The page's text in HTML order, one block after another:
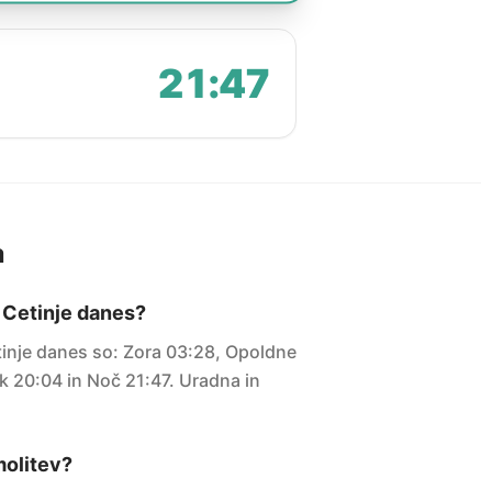
21:47
danes?
danes so: Zora 03:28, Opoldne
20:04 in Noč 21:47. Uradna in